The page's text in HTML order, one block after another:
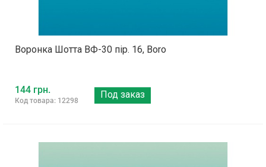
Воронка Шотта ВФ-30 пір. 16, Boro
144 грн.
Код товара: 12298
Под заказ